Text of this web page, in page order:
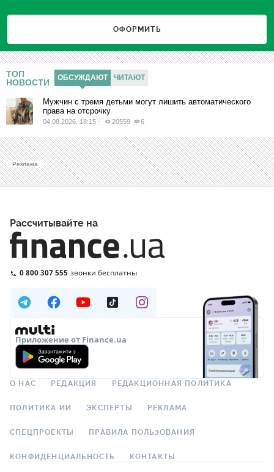
ОФОРМИТЬ
ТОП
НОВОСТИ
ОБСУЖДАЮТ ЧИТАЮТ
Мужчин с тремя детьми могут лишить автоматического
права на отсрочку
04.08.2026, 18:15 - 20559 6
Реклама
Рассчитывайте на
0 800 307 555 звонки бесплатны
Приложение от Finance.ua
О НАС РЕДАКЦИЯ РЕДАКЦИОННАЯ ПОЛИТИКА
ПОЛИТИКА ИИ ЭКСПЕРТЫ РЕКЛАМА
СПЕЦПРОЕКТЫ ПРАВИЛА ПОЛЬЗОВАНИЯ
КОНФИДЕНЦИАЛЬНОСТЬ КОНТАКТЫ